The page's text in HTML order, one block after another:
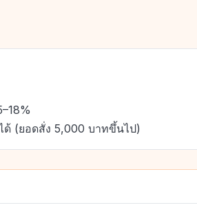
ด้ (ยอดสั่ง 5,000 บาทขึ้นไป)